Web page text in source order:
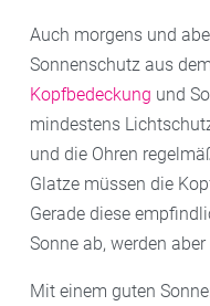
Auch morgens und
Sonnenschutz aus
Kopfbedeckung und
mindestens
und die Ohren
Glatze müssen die
Gerade diese
Sonne ab, werden
Mit einem guten